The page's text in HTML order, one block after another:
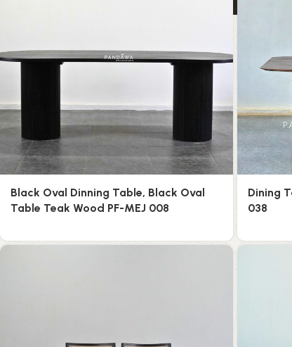
Black Oval Dinning Table, Black Oval
Table Teak Wood PF-MEJ 008
Dining
038